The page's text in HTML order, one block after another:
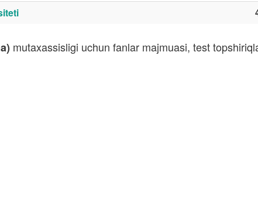
mutaxassisligi uchun fanlar majmuasi, test